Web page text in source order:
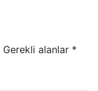
Gerekli alanlar *